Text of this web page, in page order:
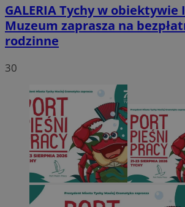
GALERIATychy w obiektywie
Muzeum zaprasza na
rodzinne
30